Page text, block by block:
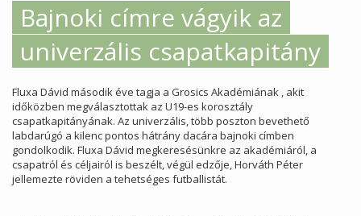
Bajnoki címre vágyik az
univerzális csapatkapitány
Fluxa Dávid második éve tagja a Grosics Akadémiának , akit
időközben megválasztottak az U19-es korosztály
csapatkapitányának. Az univerzális, több poszton bevethető
labdarúgó a kilenc pontos hátrány dacára bajnoki címben
gondolkodik. Fluxa Dávid megkeresésünkre az akadémiáról, a
csapatról és céljairól is beszélt, végül edzője, Horváth Péter
jellemezte röviden a tehetséges futballistát.